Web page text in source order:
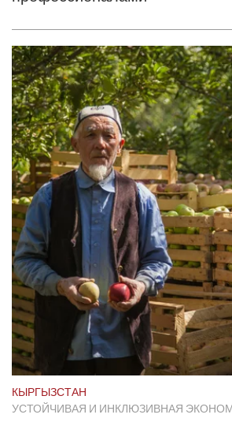
КЫРГЫЗСТАН
УСТОЙЧИВАЯ И ИНКЛЮЗИВНАЯ